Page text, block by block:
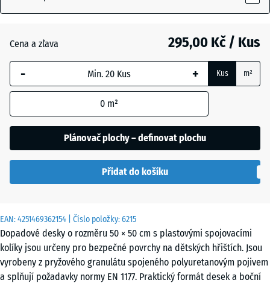
EAN:4251469362154 | Číslo položky:6215
Dopadové desky o rozměru 50 × 50 cm s plastovými spojovacími
kolíky jsou určeny pro bezpečné povrchy na dětských hřištích. Jsou
vyrobeny z pryžového granulátu spojeného polyuretanovým pojivem
a splňují požadavky normy EN 1177. Praktický formát desek a boční
Antracit
- 64,00 Kč
béžová
Travní
zelená
- 43,00 Kč
Vybraný
rozměr s
modrým
ohraničením
pro výpočet
(pokud není
v údajích o
50
x
50
x 3
Cena a zľava 295,00 Kč / Kus
- + Kus m²
0 m²
Plánovač plochy – definovat plochu
Přidat do košíku